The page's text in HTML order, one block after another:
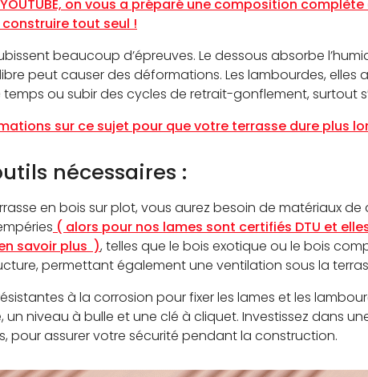
on vous a préparé une composition
construire tout seul !
beaucoup d’épreuves. Le dessous absorbe
peut causer des déformations. Les lambourdes, elles
ou subir des cycles de retrait-gonflement, surtout
sur ce sujet pour que votre terrasse dure plus
nécessaires :
en bois sur plot, vous aurez besoin de matériaux
( alors pour nos lames sont certifiés DTU et
savoir plus ), telles que le bois exotique ou le bois
permettant également une ventilation sous la
à la corrosion pour fixer les lames et les
un niveau à bulle et une clé à cliquet. Investissez dans
pour assurer votre sécurité pendant la construction.